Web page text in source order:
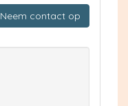
Neem contact op